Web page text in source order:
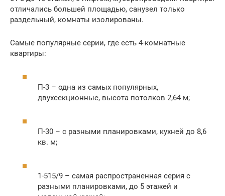
отличались большей площадью, санузел только
раздельный, комнаты изолированы.
Самые популярные серии, где есть 4-комнатные
квартиры:
П-3 – одна из самых популярных,
двухсекционные, высота потолков 2,64 м;
П-30 – с разными планировками, кухней до 8,6
кв. м;
1-515/9 – самая распространенная серия с
разными планировками, до 5 этажей и